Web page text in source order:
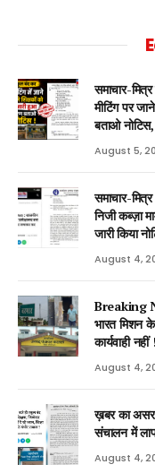
समाचार-
मीटिंग पर
बताओ
August 5,
समाचार-
निजी कब्ज़ा
जारी किया
August 4,
Breaking
भारत मिशन के
कार्यवाही नहीं
August 4,
ख़बर का
संचालन में
August 4,